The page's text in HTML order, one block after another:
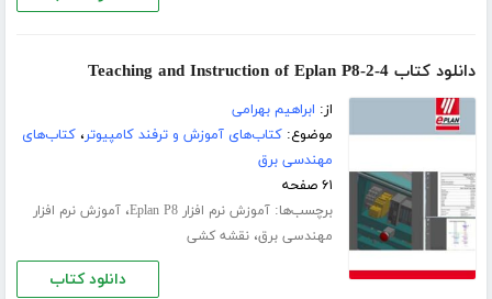
دانلود کتاب Teaching and Instruction of Eplan P8-2-4
از: ابراهیم بهرامی
موضوع:کتاب‌های آموزش و ترفند کامپیوتر،کتاب‌های
مهندسی برق
۶۱ صفحه
برچسب‌ها:آموزش نرم افزار Eplan P8 ،آموزش نرم افزار
مهندسی برق،نقشه کشی
دانلود کتاب